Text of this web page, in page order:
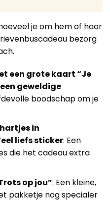
je om hem of haar
bezorg
een grote kaart “Je
geweldige
boodschap om je
in
liefs sticker: Een
die het cadeau extra
op jou”: Een kleine,
pakketje nog specialer